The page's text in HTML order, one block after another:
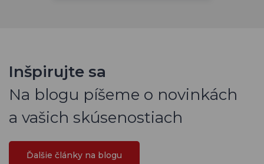
Inšpirujte sa
Na blogu píšeme o novinkách
a vašich skúsenostiach
Ďalšie články na blogu